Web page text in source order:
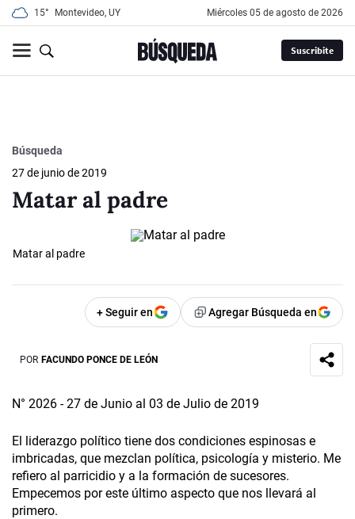
15° Montevideo, UY miércoles 05 de agosto de 2026
Suscribite
Búsqueda
27 de junio de 2019
Matar al padre
Matar al padre
+ Seguir en Agregar Búsqueda en
POR FACUNDO PONCE DE LEÓN
N° 2026 - 27 de Junio al 03 de Julio de 2019
El liderazgo político tiene dos condiciones espinosas e
imbricadas, que mezclan política, psicología y misterio. Me
refiero al parricidio y a la formación de sucesores.
Empecemos por este último aspecto que nos llevará al
primero.